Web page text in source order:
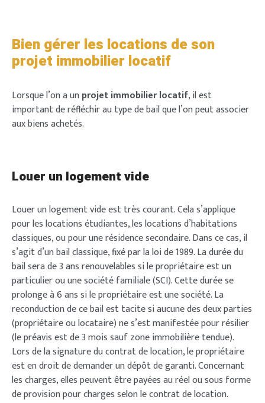
Bien gérer les locations de son
projet immobilier locatif
Lorsque l’on a unprojet immobilier locatif, il est
important de réfléchir au type de bail que l’on peut associer
aux biens achetés.
Louer un logement vide
Louer un logement vide est très courant. Cela s’applique
pour les locations étudiantes, les locations d’habitations
classiques, ou pour une résidence secondaire. Dans ce cas, il
s’agit d’un bail classique, fixé par la loi de 1989. La durée du
bail sera de 3 ans renouvelables si le propriétaire est un
particulier ou une société familiale (SCI). Cette durée se
prolonge à 6 ans si le propriétaire est une société. La
reconduction de ce bail est tacite si aucune des deux parties
(propriétaire ou locataire) ne s’est manifestée pour résilier
(le préavis est de 3 mois sauf zone immobilière tendue).
Lors de la signature du contrat de location, le propriétaire
est en droit de demander un dépôt de garanti. Concernant
les charges, elles peuvent être payées au réel ou sous forme
de provision pour charges selon le contrat de location.